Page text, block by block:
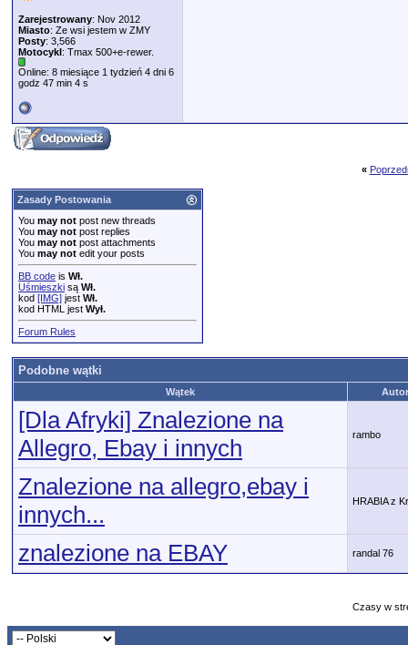
Zarejestrowany: Nov 2012
Miasto: Ze wsi jestem w ZMY
Posty: 3,566
Motocykl: Tmax 500+e-rewer.
Online: 8 miesiące 1 tydzień 4 dni 6
godz 47 min 4 s
«
Zasady Postowania
You may not post new threads
You may not post replies
You may not post attachments
You may not edit your posts
BB code is Wł.
Uśmieszki są Wł.
kod [IMG] jest Wł.
kod HTML jest Wył.
Forum Rules
Podobne wątki
Wątek
[Dla Afryki] Znalezione na
Allegro, Ebay i innych
rambo
Znalezione na allegro,ebay i
innych...
HRABIA z
znalezione na EBAY randal 76
Czasy w